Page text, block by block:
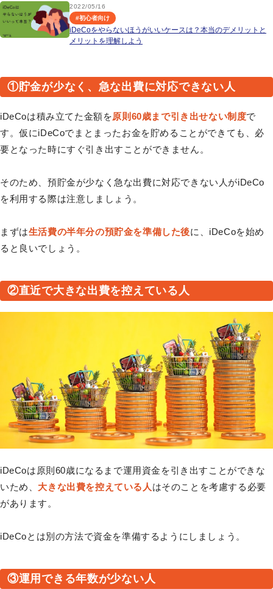
2022/05/16
#初心者向け
iDeCoをやらないほうがいいケースは？本当のデメリットと
メリットを理解しよう
①貯金が少なく、急な出費に対応できない人
iDeCoは積み立てた金額を原則60歳まで引き出せない制度で
す。仮にiDeCoでまとまったお金を貯めることができても、必
要となった時にすぐ引き出すことができません。
そのため、預貯金が少なく急な出費に対応できない人がiDeCo
を利用する際は注意しましょう。
まずは生活費の半年分の預貯金を準備した後に、iDeCoを始め
ると良いでしょう。
②直近で大きな出費を控えている人
iDeCoは原則60歳になるまで運用資金を引き出すことができな
いため、 大きな出費を控えている人 はそのことを考慮する必要
があります。
iDeCoとは別の方法で資金を準備するようにしましょう。
③運用できる年数が少ない人